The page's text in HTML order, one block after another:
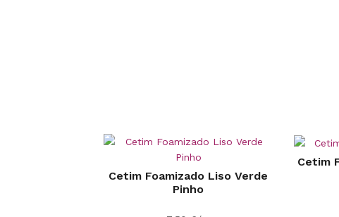
Cetim Foamizado Liso Verde
Pinho
Cetim